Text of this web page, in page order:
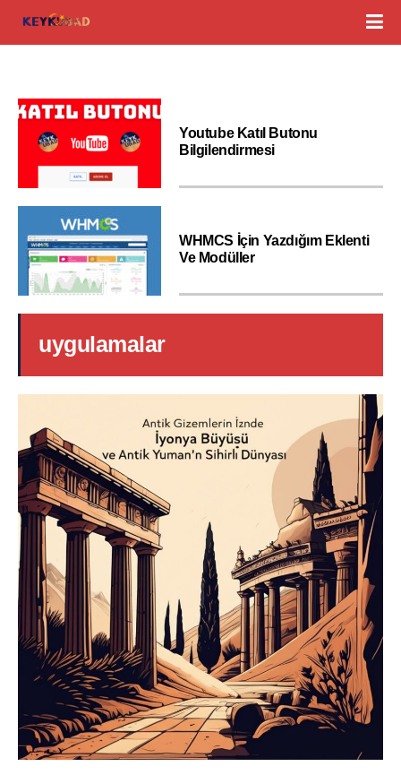
Youtube Katıl Butonu
Bilgilendirmesi
WHMCS İçin Yazdığım Eklenti
Ve Modüller
uygulamalar